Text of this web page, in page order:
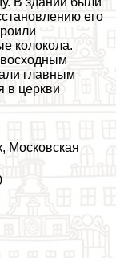
его
колокола.
главным
в церкви
Московская